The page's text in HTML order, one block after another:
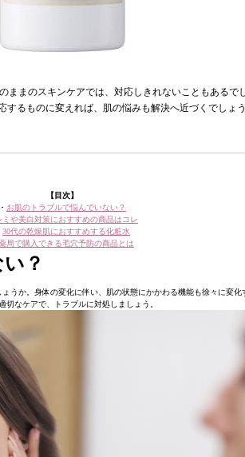
ままのスキンケアでは、対応しきれないこともあるで
るものに変えれば、肌の悩みも解決へ近づくでしょう
【目次】
・ お肌のトラブルで悩んでいない？
ミや美白対策におすすめの商品はコレ
30代の乾燥肌におすすめする化粧水
局で購入できる毛穴予防の商品とは
？
うか。身体の変化に伴い、肌の状態にかかわる機能も徐々に変
切なケアで、トラブルに対処しましょう。